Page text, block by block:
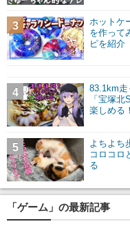
ホットケ
を作って
ピを紹介
3
83.1km走
「宝塚
楽しめる！
4
よちよち
コロコロ
る
5
「ゲーム」の最新記事